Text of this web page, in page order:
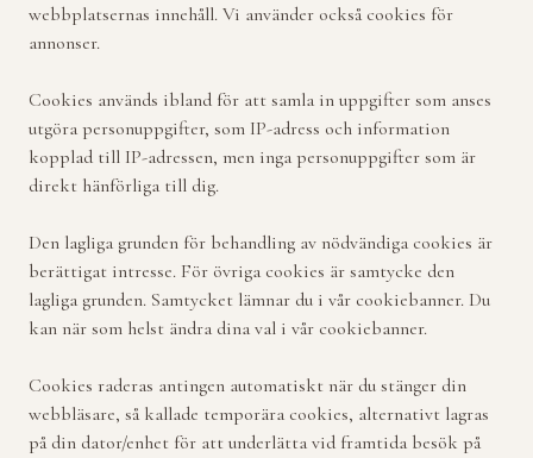
webbplatsernas innehåll. Vi använder också cookies för
annonser.
Cookies används ibland för att samla in uppgifter som anses
utgöra personuppgifter, som IP-adress och information
kopplad till IP-adressen, men inga personuppgifter som är
direkt hänförliga till dig.
Den lagliga grunden för behandling av nödvändiga cookies är
berättigat intresse. För övriga cookies är samtycke den
lagliga grunden. Samtycket lämnar du i vår cookiebanner. Du
kan när som helst ändra dina val i vår cookiebanner.
Cookies raderas antingen automatiskt när du stänger din
webbläsare, så kallade temporära cookies, alternativt lagras
på din dator/enhet för att underlätta vid framtida besök på